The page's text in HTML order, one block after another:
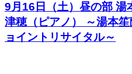
9月16日（土）昼の部 湯
津穂（ピアノ） ～湯本
ョイントリサイタル～